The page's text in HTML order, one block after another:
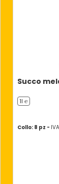
Succo
1l ℮
Collo: 8 pz -